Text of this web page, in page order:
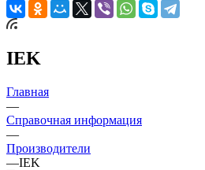
IEK
Главная
—
Справочная информация
—
Производители
—IEK